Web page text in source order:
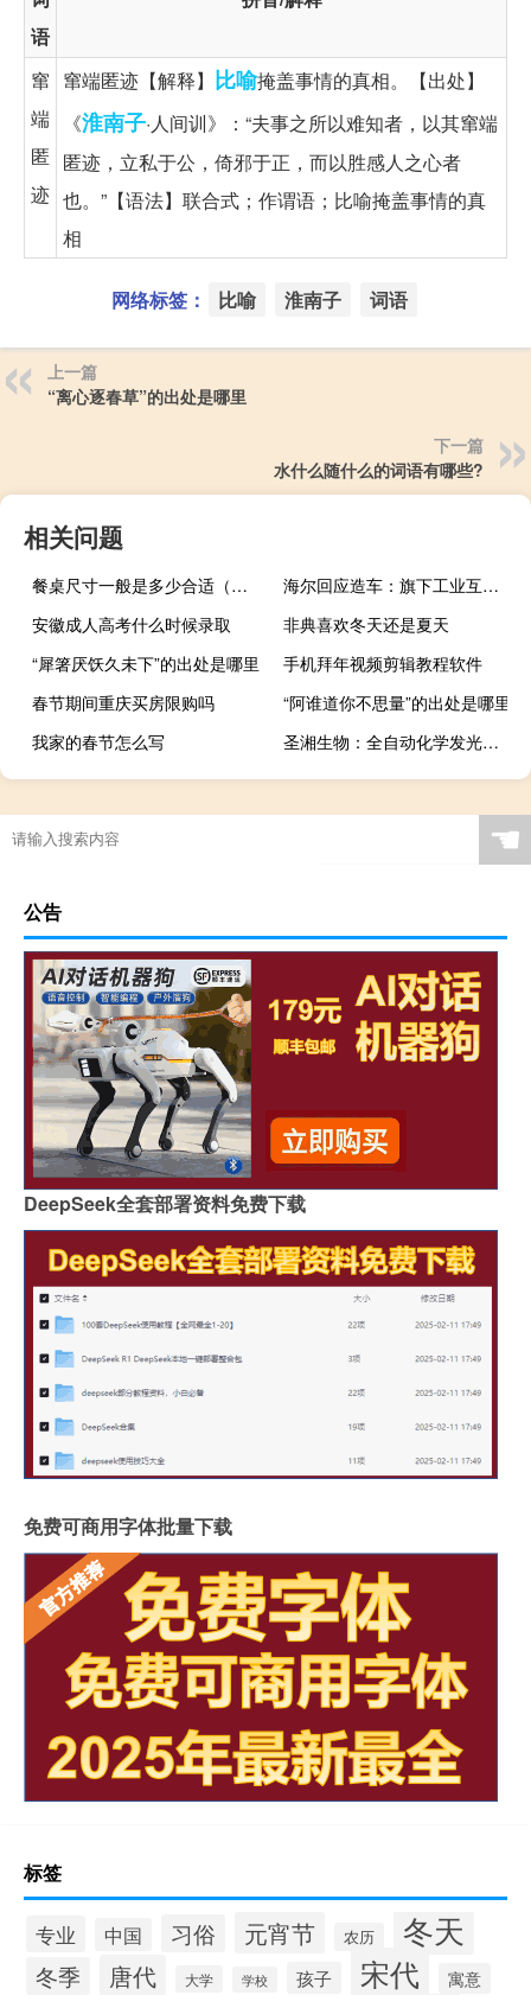
语
窜
端
匿
迹
窜端匿迹【解释】 比喻掩盖事情的真相。【出处】
《淮南子·人间训》：“夫事之所以难知者，以其窜端
匿迹，立私于公，倚邪于正，而以胜感人之心者
也。”【语法】联合式；作谓语；比喻掩盖事情的真
相
网络标签： 比喻 淮南子 词语
上一篇
“离心逐春草”的出处是哪里
下一篇
水什么随什么的词语有哪些?
相关问题
餐桌尺寸一般是多少合适（餐桌尺寸一般是多少）
海尔回应造车：旗下工业互联网平台正参与共建汽车工业互联网子平台
安徽成人高考什么时候录取
非典喜欢冬天还是夏天
“犀箸厌饫久未下”的出处是哪里
手机拜年视频剪辑教程软件
春节期间重庆买房限购吗
“阿谁道你不思量”的出处是哪里
我家的春节怎么写
圣湘生物：全自动化学发光免疫分析仪获得欧盟CE认证
☚
公告
DeepSeek全套部署资料免费下载
免费可商用字体批量下载
标签
专业 中国 习俗 元宵节 农历 冬天
冬季 唐代 大学 学校 孩子 宋代 寓意